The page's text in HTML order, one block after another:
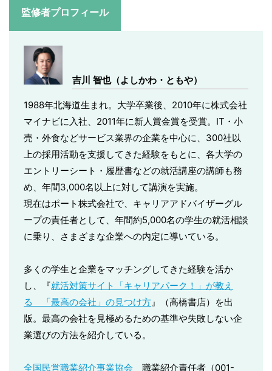
監修者プロフィール
吉川 智也（よしかわ・ともや）
1988年北海道生まれ。大学卒業後、2010年に株式会社
マイナビに入社、2011年に新人賞金賞を受賞。IT・小
売・外食などサービス業界の企業を中心に、300社以
上の採用活動を支援してきた経験をもとに、各大学の
エントリーシート・履歴書などの就活講座の講師も務
め、年間3,000名以上に対して講演を実施。
現在はポート株式会社で、キャリアアドバイザーグル
ープの責任者として、年間約5,000名の学生の就活相談
に乗り、さまざまな企業への内定に導いている。
多くの学生と企業をマッチングしてきた経験を活か
し、『就活対策サイト「キャリアパーク！」が教え
る 「最高の会社」の見つけ方』（高橋書店）を出
版。最高の会社を見極めるための基準や失敗しない企
業選びの方法を紹介している。
全国民営職業紹介事業協会 職業紹介責任者（001-